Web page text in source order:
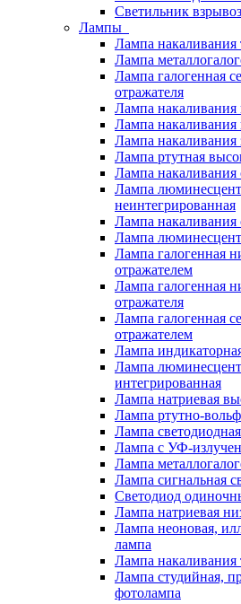
Светильник
Лампы
Лампа накаливания
Лампа
Лампа галогенная
отражателя
Лампа накаливания
Лампа
Лампа накаливания
Лампа ртутная
Лампа накаливания
Лампа
неинтегрированная
Лампа накаливания
Лампа
Лампа галогенная
отражателем
Лампа галогенная
отражателя
Лампа галогенная
отражателем
Лампа
Лампа
интегрированная
Лампа натриевая
Лампа ртутно-
Лампа светодиодная
Лампа с УФ-
Лампа
Лампа сигнальная
Светодиод
Лампа натриевая
Лампа неоновая,
лампа
Лампа накаливания
Лампа студийная,
фотолампа